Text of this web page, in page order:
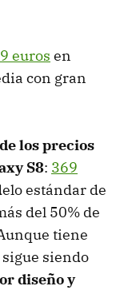
euros en
con gran
los precios
S8: 369
estándar de
del 50% de
tiene
siendo
diseño y